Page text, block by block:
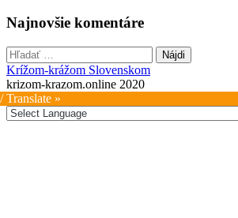
Najnovšie komentáre
Hľadať:
Krížom-krážom Slovenskom
krizom-krazom.online 2020
Translate »